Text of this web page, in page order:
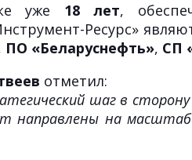
уже 18 лет,
Ресурс»
ПО «Беларуснефть», СП
отметил:
шаг в
направлены на